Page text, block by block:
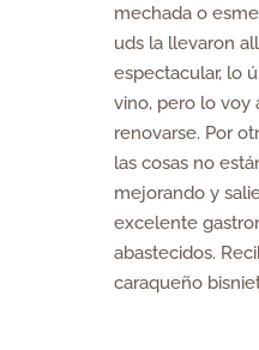
mechada o
uds la llevaron
espectacular, lo
vino, pero lo voy
renovarse. Por
las cosas no
mejorando y
excelente
abastecidos.
caraqueño